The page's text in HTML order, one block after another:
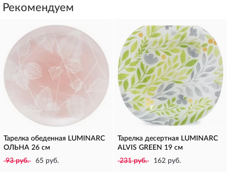
Рекомендуем
Тарелка обеденная LUMINARC
ОЛЬНА 26 см
93 руб.
65 руб.
Тарелка десертная LUMINARC
ALVIS GREEN 19 см
231 руб.
162 руб.